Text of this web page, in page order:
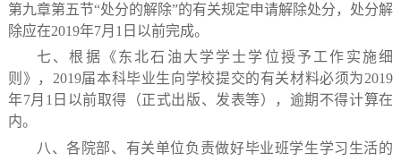
第九章第五节“处分的解除”的有关规定申请解除处分，处分解
除应在2019年7月 1 日 以前完成。
七、根据《东北石油大学学士学位授予工作实施细
则》， 2019届本科毕业生向学校提交的有关材料必须为2019
年7月 1 日 以前取得（正式出版、发表等），逾期不得计算在
内。
八、各院部、有关单位负责做好毕业班学生学习生活的